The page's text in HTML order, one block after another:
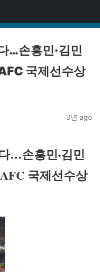
…손흥민·김민
국제선수상
3년 ago
…손흥민·김민
국제선수상